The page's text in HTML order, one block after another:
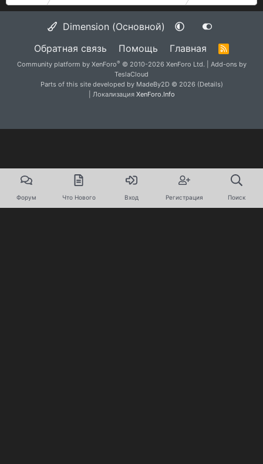
Dimension (Основной)
Обратная связь
Помощь Главная
S
Community platform by XenForo® © 2010-2026 XenForo Ltd.
Add-ons by
TeslaCloud
Parts of this site developed by MadeBy2D © 2026 (Details)
| Локализация XenForo.Info
Форум Что Нового Вход Регистрация Поиск